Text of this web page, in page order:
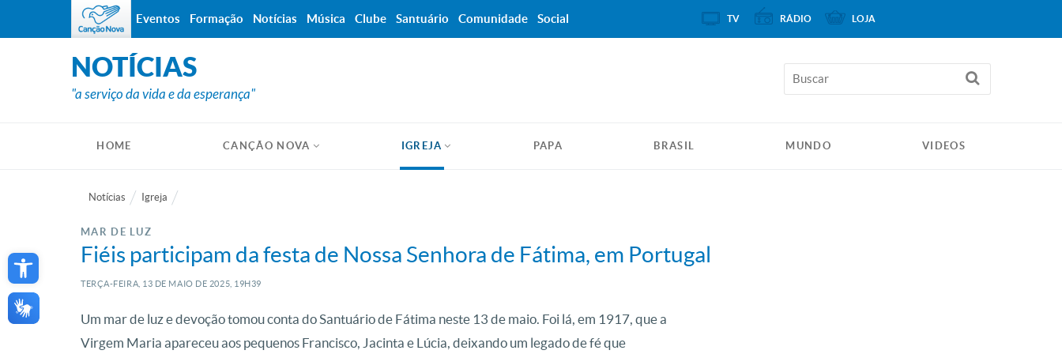
Open toolbar
NOTÍCIAS
"a serviço da vida e da esperança"
HOME CANÇÃO NOVA IGREJA PAPA BRASIL MUNDO VIDEOS
Notícias Igreja
MAR DE LUZ
Fiéis participam da festa de Nossa Senhora de Fátima, em Portugal
TERÇA-FEIRA, 13 DE MAIO DE 2025, 19H39
Um mar de luz e devoção tomou conta do Santuário de Fátima neste 13 de maio. Foi lá, em 1917, que a
Virgem Maria apareceu aos pequenos Francisco, Jacinta e Lúcia, deixando um legado de fé que
Eventos Formação Notícias Música Clube Santuário Comunidade Social TV RÁDIO LOJA